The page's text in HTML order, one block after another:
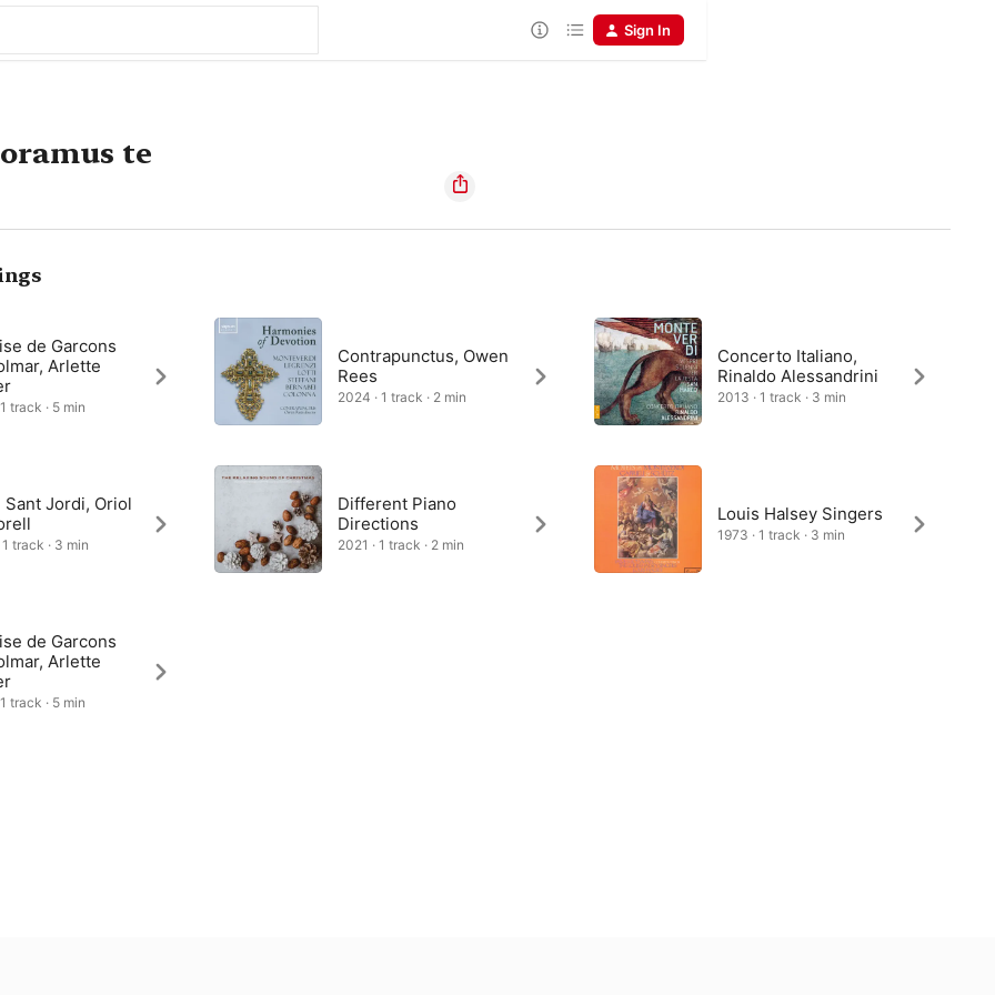
Sign In
te
de Garcons
Arlette
track · 5 min
Contrapunctus, Owen
Rees
2024 · 1 track · 2 min
Concerto Italiano,
Rinaldo Alessandrini
2013 · 1 track · 3 min
Sant Jordi, Oriol
track · 3 min
Different Piano
Directions
2021 · 1 track · 2 min
Louis Halsey Singers
1973 · 1 track · 3 min
de Garcons
Arlette
track · 5 min